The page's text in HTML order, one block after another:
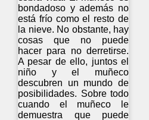
bondadoso y además no
está frío como el resto de
la nieve. No obstante, hay
cosas que no puede
hacer para no derretirse.
A pesar de ello, juntos el
niño y el muñeco
descubren un mundo de
posibilidades. Sobre todo
cuando el muñeco le
demuestra que puede